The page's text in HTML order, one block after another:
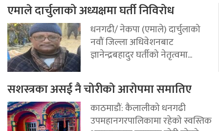
एमाले दार्चुलाको अध्यक्षमा घर्ती निविरोध
धनगढी/ नेकपा (एमाले) दार्चुलाको
नवौं जिल्ला अधिवेशनबाट
ज्ञानेन्द्रबहादुर घर्तीको नेतृत्वमा...
सशस्त्रका असई नै चोरीको आरोपमा समातिए
काठमाडौं: कैलालीको धनगढी
उपमहानगरपालिकामा रहेको स्वस्तिक